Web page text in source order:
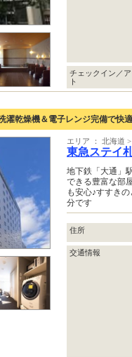
チェックイン／
ト
濯乾燥機＆電子レンジ完備で快
エリア ： 北海道
東急ステイ
地下鉄「大通」
できる豊富な部
も安心♪すすき
分です
住所
交通情報